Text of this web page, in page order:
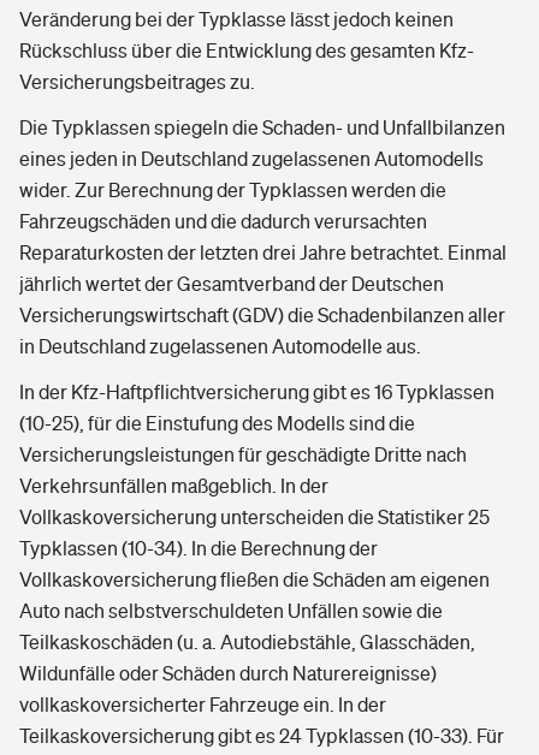
Veränderung bei der Typklasse lässt jedoch keinen
Rückschluss über die Entwicklung des gesamten Kfz-
Versicherungsbeitrages zu.
Die Typklassen spiegeln die Schaden- und Unfallbilanzen
eines jeden in Deutschland zugelassenen Automodells
wider. Zur Berechnung der Typklassen werden die
Fahrzeugschäden und die dadurch verursachten
Reparaturkosten der letzten drei Jahre betrachtet. Einmal
jährlich wertet der Gesamtverband der Deutschen
Versicherungswirtschaft (GDV) die Schadenbilanzen aller
in Deutschland zugelassenen Automodelle aus.
In der Kfz-Haftpflichtversicherung gibt es 16 Typklassen
(10-25), für die Einstufung des Modells sind die
Versicherungsleistungen für geschädigte Dritte nach
Verkehrsunfällen maßgeblich. In der
Vollkaskoversicherung unterscheiden die Statistiker 25
Typklassen (10-34). In die Berechnung der
Vollkaskoversicherung fließen die Schäden am eigenen
Auto nach selbstverschuldeten Unfällen sowie die
Teilkaskoschäden (u. a. Autodiebstähle, Glasschäden,
Wildunfälle oder Schäden durch Naturereignisse)
vollkaskoversicherter Fahrzeuge ein. In der
Teilkaskoversicherung gibt es 24 Typklassen (10-33). Für